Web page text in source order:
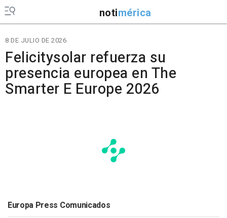
notimérica
8 DE JULIO DE 2026
Felicitysolar refuerza su
presencia europea en The
Smarter E Europe 2026
Europa Press Comunicados